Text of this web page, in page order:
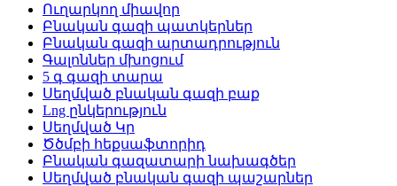
Ուղարկող միավոր
Բնական գազի պատկերներ
Բնական գազի արտադրություն
Գալոններ մխոցում
5 գ գազի տարա
Սեղմված բնական գազի բաք
Lng ընկերություն
Սեղմված Կր
Ծծմբի հեքսաֆտորիդ
Բնական գազատարի նախագծեր
Սեղմված բնական գազի պաշարներ